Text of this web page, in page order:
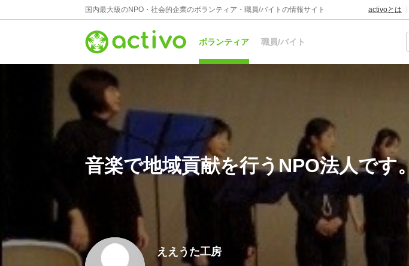
国内最大級のNPO・社会的企業のボランティア・職員/バイトの情報サイト activoとは
ボランティア 職員/バイト
音楽で地域貢献を行うNPO法人です。
ええうた工房